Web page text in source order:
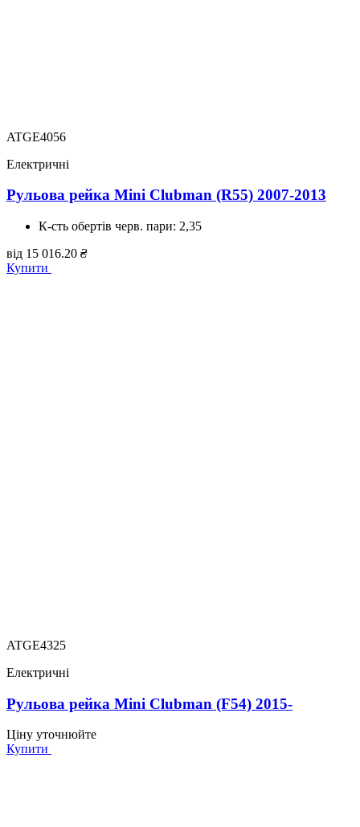
ATGE4056
Електричні
Рульова рейка Mini Clubman (R55) 2007-2013
К-сть обертів черв. пари: 2,35
від 15 016.20 ₴
Купити
ATGE4325
Електричні
Рульова рейка Mini Clubman (F54) 2015-
Ціну уточнюйте
Купити